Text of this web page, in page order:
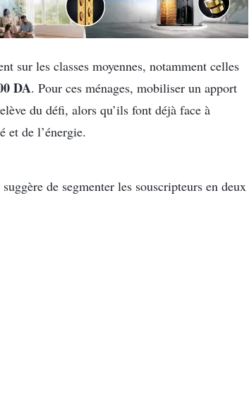
sur les classes moyennes, notamment celles
DA. Pour ces ménages, mobiliser un apport
du défi, alors qu’ils font déjà face à
et de l’énergie.
de segmenter les souscripteurs en deux